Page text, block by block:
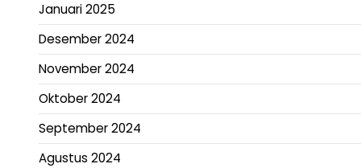
Januari 2025
Desember 2024
November 2024
Oktober 2024
September 2024
Agustus 2024